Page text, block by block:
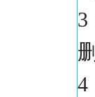
3
4